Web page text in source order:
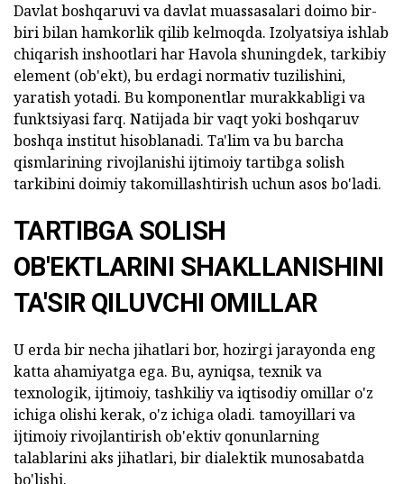
Davlat boshqaruvi va davlat muassasalari doimo bir-
biri bilan hamkorlik qilib kelmoqda. Izolyatsiya ishlab
chiqarish inshootlari har Havola shuningdek, tarkibiy
element (ob'ekt), bu erdagi normativ tuzilishini,
yaratish yotadi. Bu komponentlar murakkabligi va
funktsiyasi farq. Natijada bir vaqt yoki boshqaruv
boshqa institut hisoblanadi. Ta'lim va bu barcha
qismlarining rivojlanishi ijtimoiy tartibga solish
tarkibini doimiy takomillashtirish uchun asos bo'ladi.
TARTIBGA SOLISH
OB'EKTLARINI SHAKLLANISHINI
TA'SIR QILUVCHI OMILLAR
U erda bir necha jihatlari bor, hozirgi jarayonda eng
katta ahamiyatga ega. Bu, ayniqsa, texnik va
texnologik, ijtimoiy, tashkiliy va iqtisodiy omillar o'z
ichiga olishi kerak, o'z ichiga oladi. tamoyillari va
ijtimoiy rivojlantirish ob'ektiv qonunlarning
talablarini aks jihatlari, bir dialektik munosabatda
bo'lishi.